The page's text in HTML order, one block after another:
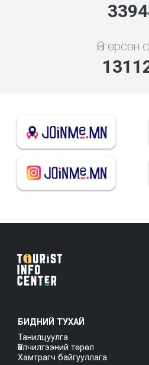
Өнгөрсөн
БИДНИЙ ТУХАЙ
Танилцуулга
Үйлчилгээний төрөл
Хамтрагч байгууллага